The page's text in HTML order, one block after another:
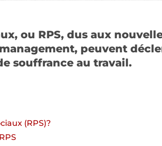
ou RPS, dus aux
peuvent
souffrance au travail.
(RPS)?